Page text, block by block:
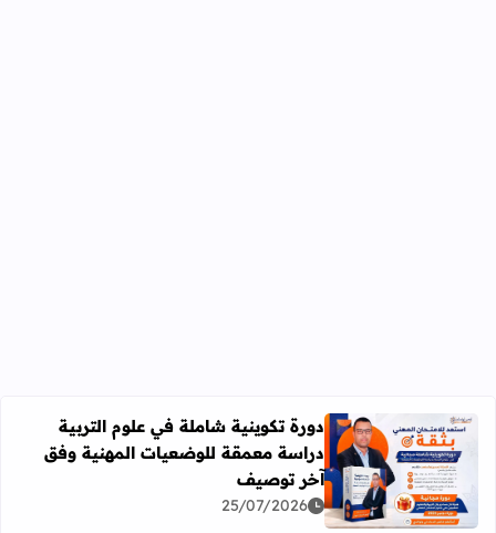
اقرأ المزيد عن دورة تكوينية شاملة في علوم التربية
دورة تكوينية شاملة في علوم التربية
دراسة معمقة للوضعيات المهنية وفق
آخر توصيف
25/07/2026